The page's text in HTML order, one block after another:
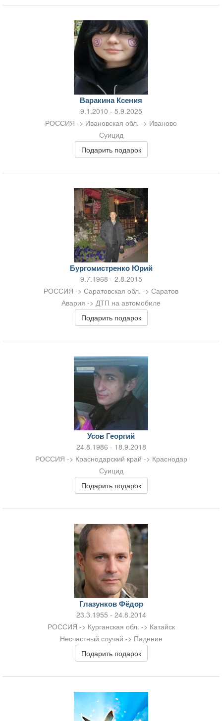
Варакина Ксения
9.1.2010 - 5.9.2025
РОССИЯ -> Ивановская обл. -> Иваново
Суицид
Подарить подарок
Бургомистренко Юрий
9.7.1968 - 2.8.2015
РОССИЯ -> Саратовская обл. -> Саратов
Авария -> ДТП на автомобиле
Подарить подарок
Усов Георгий
24.8.1986 - 18.9.2018
РОССИЯ -> Краснодарский край -> Краснодар
Суицид
Подарить подарок
Глазунков Фёдор
23.3.1955 - 24.8.2014
РОССИЯ -> Курганская обл. -> Катайск
Несчастный случай -> Падение
Подарить подарок